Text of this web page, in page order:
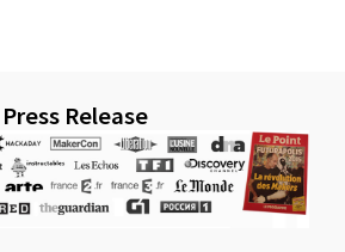
Press Release